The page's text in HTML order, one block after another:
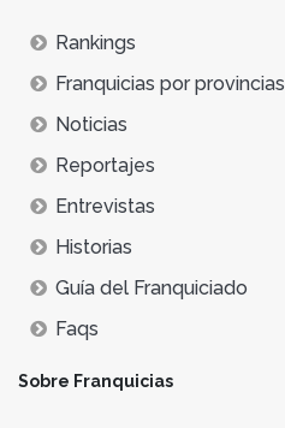
Rankings
Franquicias por provincias
Noticias
Reportajes
Entrevistas
Historias
Guía del Franquiciado
Faqs
Sobre Franquicias